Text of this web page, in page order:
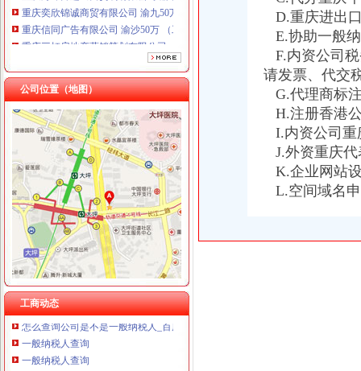
重庆信同广告有限公司 渝沙50万 （工商注册）
重庆三虹房地产营销策划有限公司
重庆鸽牌电线电缆有限公司 渝北10010万 (进出口权)
重庆傲志众达投资咨询有限责任公司 渝九1000万 （增资）
重庆臣夫商贸有限公司 （执照专让）
重庆卿倾商贸有限责任公司 渝江100万 （工商注册）
重庆国洪体育设施有限公司
重庆星竣贸易有限责任公司 渝中100万 （进出口权）
重庆海谛升进出口贸易有限公司 渝北100万 （进出口权）
重庆奕欣锦诚商贸有限公司 渝九50万 （工商注册）
重庆信同广告有限公司 渝沙50万 （工商注册）
重庆三虹房地产营销策划有限公司
重庆宝鹰汽车销售有限公司
公司位置（地图）
工商动态
一般纳税人查询
关于一般纳税人查询的问题
增值税一般纳税人查询–会计网词库
一般纳税人查询
重庆一般纳税人资格查询
一般纳税人查询一般纳税人查询
重庆一般纳税人资格查询：http://218.70.65.72:3002/fpcx/
重庆一般纳税人申请：路源咨询—专业代办安全生产许可证-重庆爱问
一般纳税人信息查询
一般纳税人查询
怎么查询公司是不是一般纳税人_百度经验
一般纳税人查询
一般纳税人查询
一般纳税人查询
D.重庆进出
E.协助一般
F.内资公司
请发票、代交
G.代理商标
H.注册香港
I.内资公司重
J.外资重庆代
K.企业网站
L.空间域名